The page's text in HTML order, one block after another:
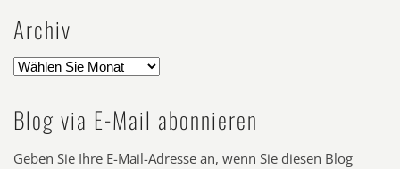
Archiv
Blog via E-Mail abonnieren
Geben Sie Ihre E-Mail-Adresse an, wenn Sie diesen Blog